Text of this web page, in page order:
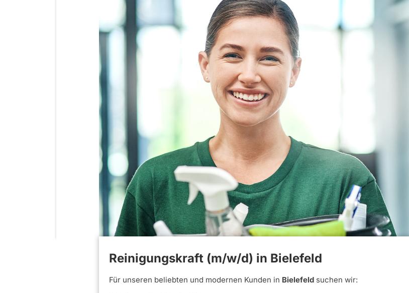
Reinigungskraft (m/w/d) in Bielefeld
Für unseren beliebten und modernen Kunden in Bielefeld suchen wir: